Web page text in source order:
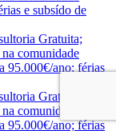
e subsído de
Gratuita;
comunidade
95.000€/ano; férias
Gratuita;
comunidade
95.000€/ano; férias